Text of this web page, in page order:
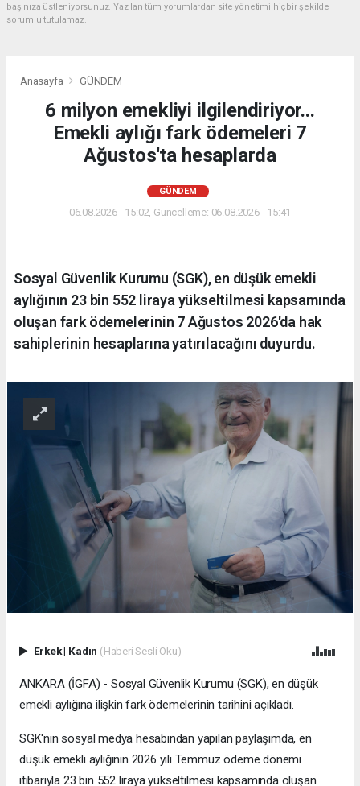
başınıza üstleniyorsunuz. Yazılan tüm yorumlardan site yönetimi hiçbir şekilde
sorumlu tutulamaz.
Anasayfa GÜNDEM
6 milyon emekliyi ilgilendiriyor...
Emekli aylığı fark ödemeleri 7
Ağustos'ta hesaplarda
GÜNDEM
06.08.2026 - 15:02, Güncelleme: 06.08.2026 - 15:41
Sosyal Güvenlik Kurumu (SGK), en düşük emekli
aylığının 23 bin 552 liraya yükseltilmesi kapsamında
oluşan fark ödemelerinin 7 Ağustos 2026'da hak
sahiplerinin hesaplarına yatırılacağını duyurdu.
Erkek| Kadın (Haberi Sesli Oku)
ANKARA (İGFA) - Sosyal Güvenlik Kurumu (SGK), en düşük
emekli aylığına ilişkin fark ödemelerinin tarihini açıkladı.
SGK'nın sosyal medya hesabından yapılan paylaşımda, en
düşük emekli aylığının 2026 yılı Temmuz ödeme dönemi
itibarıyla 23 bin 552 liraya yükseltilmesi kapsamında oluşan